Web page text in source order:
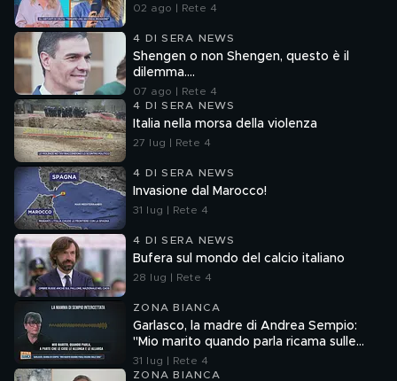
02 ago | Rete 4
4 DI SERA NEWS
Shengen o non Shengen, questo è il
dilemma....
07 ago | Rete 4
4 DI SERA NEWS
Italia nella morsa della violenza
27 lug | Rete 4
4 DI SERA NEWS
Invasione dal Marocco!
31 lug | Rete 4
4 DI SERA NEWS
Bufera sul mondo del calcio italiano
28 lug | Rete 4
ZONA BIANCA
Garlasco, la madre di Andrea Sempio:
"Mio marito quando parla ricama sulle
cose"
31 lug | Rete 4
ZONA BIANCA